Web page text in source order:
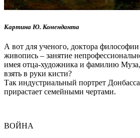
Картина Ю. Коменданта
А вот для ученого, доктора
живопись – занятие
имея отца-художника и фамилию
взять в руки кисти?
Так индустриальный портрет
прирастает семейными чертами.
ВОЙНА